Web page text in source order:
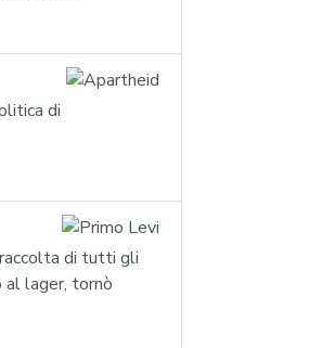
di
di tutti gli
al lager, tornò